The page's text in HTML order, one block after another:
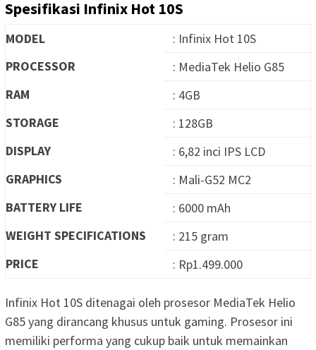
Spesifikasi Infinix Hot 10S
MODEL
: Infinix Hot 10S
PROCESSOR
: MediaTek Helio G85
RAM
: 4GB
STORAGE
: 128GB
DISPLAY
: 6,82 inci IPS LCD
GRAPHICS
: Mali-G52 MC2
BATTERY LIFE
: 6000 mAh
WEIGHT SPECIFICATIONS
: 215 gram
PRICE
: Rp1.499.000
Infinix Hot 10S ditenagai oleh prosesor MediaTek Helio
G85 yang dirancang khusus untuk gaming. Prosesor ini
memiliki performa yang cukup baik untuk memainkan